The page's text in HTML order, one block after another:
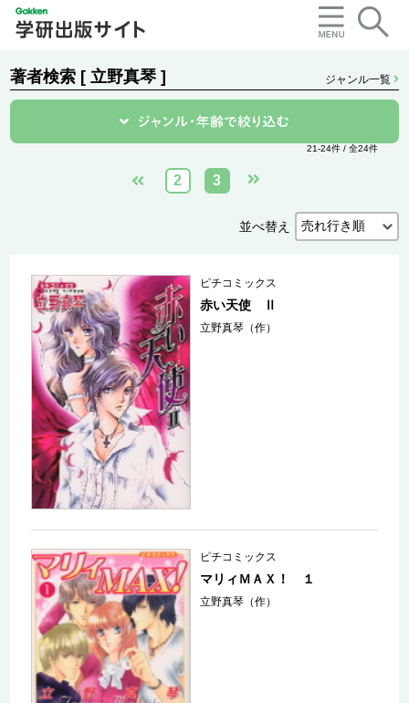
著者検索 [ 立野真琴 ] ジャンル一覧
21-24件 / 全24件
2 3
並べ替え
ピチコミックス
赤い天使 Ⅱ
立野真琴（作）
ピチコミックス
マリィＭＡＸ！ １
立野真琴（作）